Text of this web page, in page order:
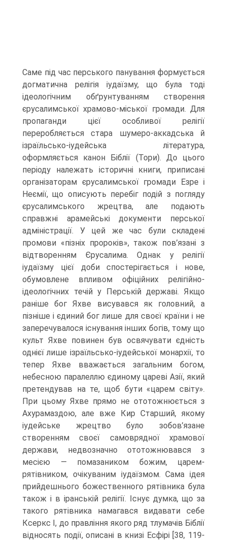
Саме під час перського панування формується
догматична релігія іудаїзму, що була тоді
ідеологічним обґрун­туванням створення
єрусалимської храмово-міської громади. Для
пропаганди цієї особливої релігії
переробляється стара шумеро-аккадська й
ізраїльсько-іудейська література,
оформляється канон Біблії (Тори). До цього
періоду належать історичні книги, приписані
організаторам єрусалимської громади Езре і
Неємії, що описують перебіг подій з погляду
єрусалимського жрецтва, але подають
справжні арамейські документи перської
адміністрації. У цей же час були складені
промови «пізніх про­років», також пов’язані з
відтворенням Єрусалима. Однак у релігії
іудаїзму цієї доби спостерігається і нове,
обумовлене впливом офіційних релігійно-
ідеологічних течій у Перській державі. Якщо
раніше бог Яхве висувався як головний, а
пізніше і єдиний бог лише для своєї країни і не
заперечувалося існування інших богів, тому що
культ Яхве повинен був освячувати єдність
однієї лише ізраїльсько-іудейської монархії, то
тепер Яхве вважається загальним богом,
небесною паралеллю єдиному цареві Азії, який
претендував на те, щоб бути «царем світу».
При цьому Яхве прямо не ото­тожнюється з
Ахурамаздою, але вже Кир Старший, якому
іудейське жрецтво було зо­бов’язане
створенням своєї самоврядної храмової
держави, недвозначно ототож­нювався з
месією — помазаником божим, царем-
рятівником, очікуваним іудаїзмом. Сама ідея
прийдешнього божественного рятівника була
також і в іранській релігії. Існує думка, що за
такого рятівника намагався видавати себе
Ксеркс I, до правління якого ряд тлумачів Біблії
відносять події, описані в книзі Есфірі [38, 119-